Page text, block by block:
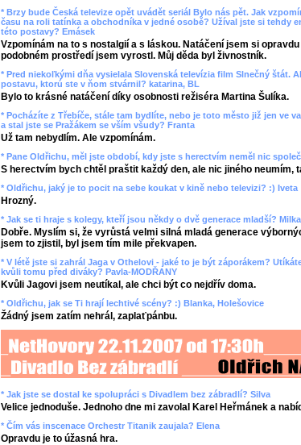
* Brzy bude Česká televize opět uvádět seriál Bylo nás pět. Jak
času na roli tatínka a obchodníka v jedné osobě? Užíval jste si tehdy
této postavy? Emásek
Vzpomínám na to s nostalgií a s láskou. Natáčení jsem si opravdu
podobném prostředí jsem vyrostl. Můj děda byl živnostník.
* Pred niekoľkými dňa vysielala Slovenská televízia film Slnečný štát.
postavu, ktorú ste v ňom stvárnil? katarina, BL
Bylo to krásné natáčení díky osobnosti režiséra Martina Šulíka.
* Pocházíte z Třebíče, stále tam bydlíte, nebo je toto město již jen ve
a stal jste se Pražákem se vším všudy? Franta
Už tam nebydlím. Ale vzpomínám.
* Pane Oldřichu, měl jste období, kdy jste s herectvím neměl nic
S herectvím bych chtěl praštit každý den, ale nic jiného neumím,
* Oldřichu, jaký je to pocit na sebe koukat v kině nebo televizi? :) Iveta
Hrozný.
* Jak se ti hraje s kolegy, kteří jsou někdy o dvě generace mladší? Milka
Dobře. Myslím si, že vyrůstá velmi silná mladá generace
jsem to zjistil, byl jsem tím mile překvapen.
* V létě jste si zahrál Jaga v Othelovi - jaké to je být záporákem?
kvůli tomu před diváky? Pavla-MODŘANY
Kvůli Jagovi jsem neutíkal, ale chci být co nejdřív doma.
* Oldřichu, jak se Ti hrají lechtivé scény? :) Blanka, Holešovice
Žádný jsem zatím nehrál, zaplaťpánbu.
* Jak jste se dostal ke spolupráci s Divadlem bez zábradlí? Silva
Velice jednoduše. Jednoho dne mi zavolal Karel Heřmánek a
* Čím vás inscenace Orchestr Titanik zaujala? Elena
Opravdu je to úžasná hra.